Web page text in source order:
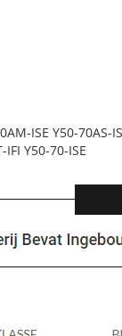
ISE Y50-70AS-
IFI Y50-70-ISE